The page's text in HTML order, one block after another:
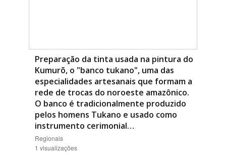
Preparação da tinta usada na pintura do
Kumurõ, o "banco tukano", uma das
especialidades artesanais que formam a
rede de trocas do noroeste amazônico.
O banco é tradicionalmente produzido
pelos homens Tukano e usado como
instrumento cerimonial…
Regionais
1 visualizações